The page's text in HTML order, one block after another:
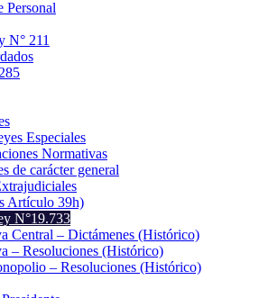
Personal
N° 211
Especiales
Normativas
de carácter general
Artículo 39h)
N°19.733
Central – Dictámenes (Histórico)
– Resoluciones (Histórico)
– Resoluciones (Histórico)